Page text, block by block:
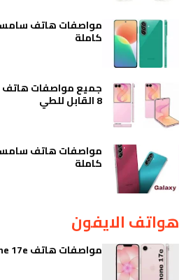
كاملة
8 القابل للطي
كاملة
هواتف الايفون
مواصفات هاتف iPhone 17e كاملا